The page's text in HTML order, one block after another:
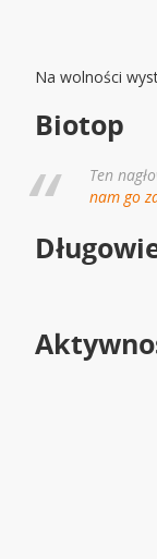
Na wolności
Biotop
Ten
nam go